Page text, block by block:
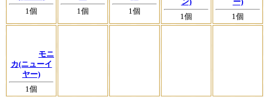
1個
1個
1個
1個
1個
モニ
カ(ニューイ
ヤー)
1個